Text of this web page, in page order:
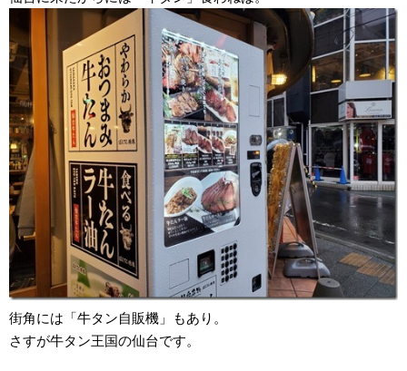
街角には「牛タン自販機」もあり。
さすが牛タン王国の仙台です。